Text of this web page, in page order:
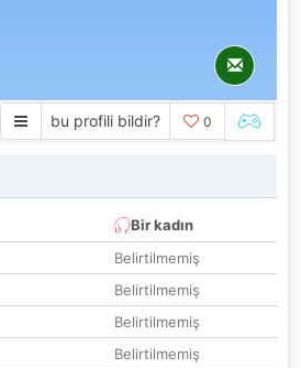
bu profili bildir? 0
Bir kadın
Belirtilmemiş
Belirtilmemiş
Belirtilmemiş
Belirtilmemiş